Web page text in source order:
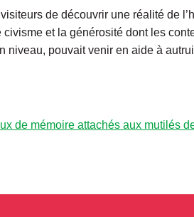
de découvrir une réalité de
et la générosité dont les
niveau, pouvait venir en aide à
de mémoire attachés aux mutilés